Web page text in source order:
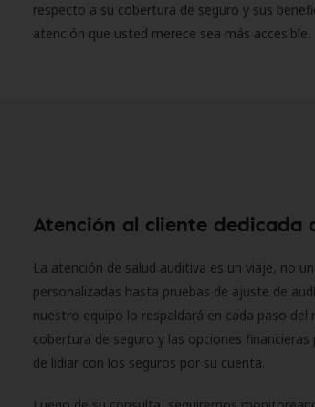
respecto a su cobertura de seguro y sus
atención que usted merece sea más accesible.
Atención al cliente dedicada
La atención de salud auditiva es un viaje, no
personalizadas hasta pruebas de ajuste de
nuestro equipo lo respaldará en cada paso
cobertura de seguro y las opciones
de lidiar con los seguros por su cuenta.